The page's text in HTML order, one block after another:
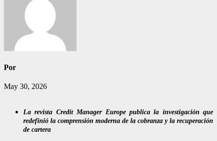
Por
May 30, 2026
La revista Credit Manager Europe publica la investigación que
redefinió la comprensión moderna de la cobranza y la recuperación
de cartera